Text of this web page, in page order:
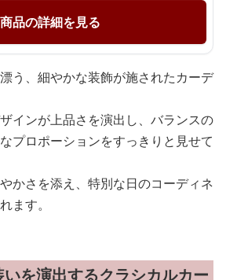
商品の詳細を見る
う、細やかな装飾が施されたカーデ
インが上品さを演出し、バランスの
プロポーションをすっきりと見せて
かさを添え、特別な日のコーディネ
ます。
を演出するクラシカルカー